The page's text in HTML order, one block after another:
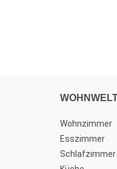
Wohnzimmer
Esszimmer
Schlafzimmer